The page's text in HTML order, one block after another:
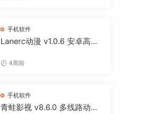
手机软件
Lanerc动漫 v1.0.6 安卓高清
4周前
手机软件
青蛙影视 v8.6.0 多线路动漫